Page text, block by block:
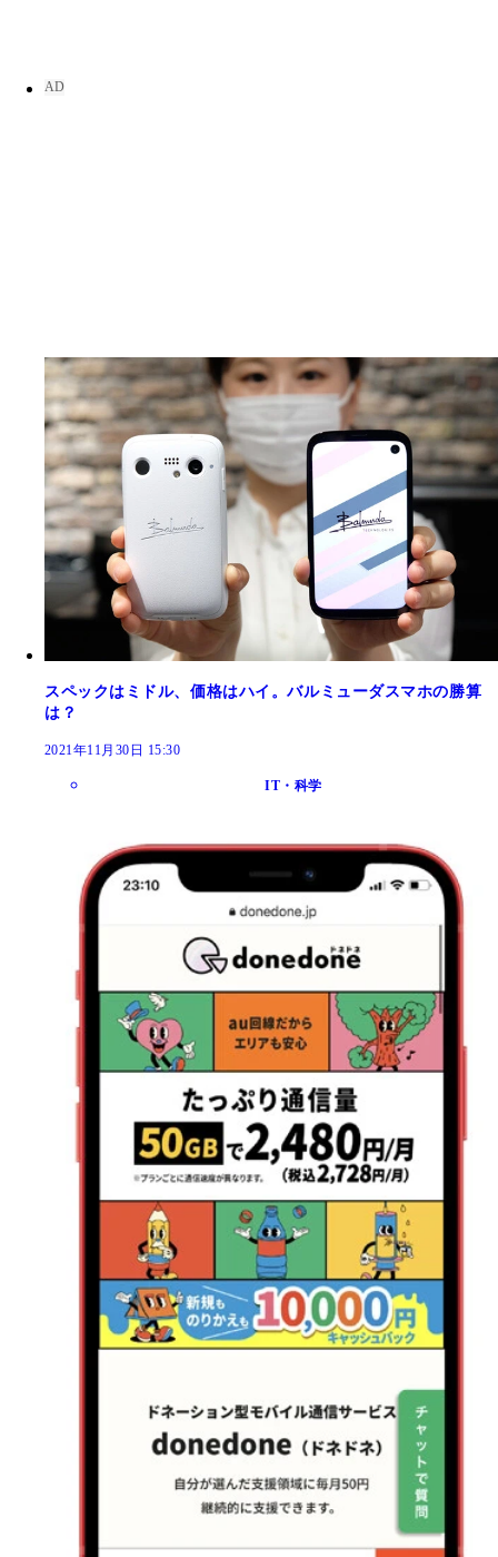
スペックはミドル、価格はハイ。バルミューダスマホの勝算
は？
2021年11月30日 15:30
IT・科学